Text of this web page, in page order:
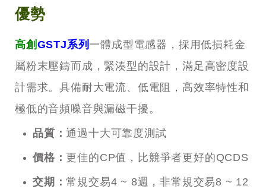
優勢
高創 GSTJ系列 一體成型電感器，採用低損耗金
屬粉末壓鑄而成，緊湊型的設計，滿足高密度設
計需求。具備耐大電流、低電阻，高效率特性和
極低的音頻噪音與漏磁干擾。
品質：通過十大可靠度測試
價格： 更佳的CP值，比競爭者更好的QCDS
交期：常規交易4 ~ 8週，非常規交易8 ~ 12